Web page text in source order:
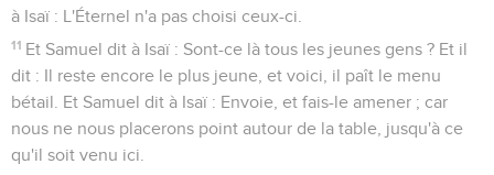
à Isaï : L'Éternel n'a pas choisi ceux-ci.
11 Et Samuel dit à Isaï : Sont-ce là tous les jeunes gens ? Et il
dit : Il reste encore le plus jeune, et voici, il paît le menu
bétail. Et Samuel dit à Isaï : Envoie, et fais-le amener ; car
nous ne nous placerons point autour de la table, jusqu'à ce
qu'il soit venu ici.